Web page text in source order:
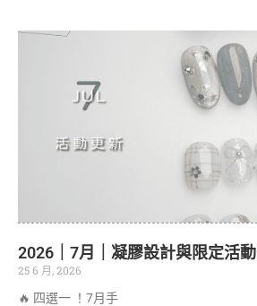
2026｜7月｜凝膠設計與限定活動
25 6 月, 2026
🔥 四選一 ！7月手